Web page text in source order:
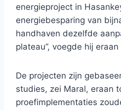
energieproject in
energiebesparing van
handhaven dezelfde
plateau”, voegde hij eraan
De projecten zijn
studies, zei Maral, eraan
proefimplementaties